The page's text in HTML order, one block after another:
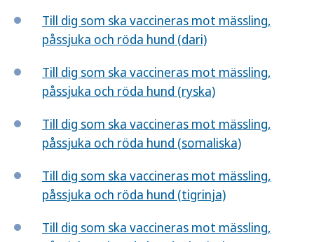
Till dig som ska vaccineras mot mässling,
påssjuka och röda hund (dari)
Till dig som ska vaccineras mot mässling,
påssjuka och röda hund (ryska)
Till dig som ska vaccineras mot mässling,
påssjuka och röda hund (somaliska)
Till dig som ska vaccineras mot mässling,
påssjuka och röda hund (tigrinja)
Till dig som ska vaccineras mot mässling,